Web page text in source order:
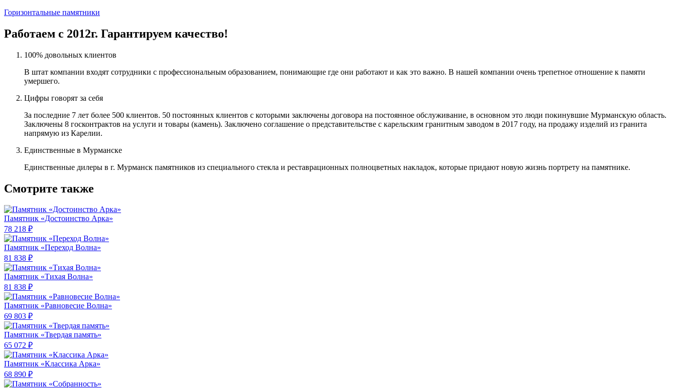
Горизонтальные памятники
Работаем с 2012г. Гарантируем качество!
100% довольных клиентов
В штат компании входят сотрудники с профессиональным образованием, понимающие где они работают и как это важно. В нашей компании очень трепетное отношение к памяти
умершего.
Цифры говорят за себя
За последние 7 лет более 500 клиентов. 50 постоянных клиентов с которыми заключены договора на постоянное обслуживание, в основном это люди покинувшие Мурманскую область.
Заключены 8 госконтрактов на услуги и товары (камень). Заключено соглашение о представительстве с карельским гранитным заводом в 2017 году, на продажу изделий из гранита
напрямую из Карелии.
Единственные в Мурманске
Единственные дилеры в г. Мурманск памятников из специального стекла и реставрационных полноцветных накладок, которые придают новую жизнь портрету на памятнике.
Смотрите также
Памятник «Достоинство Арка»
78 218 ₽
Памятник «Переход Волна»
81 838 ₽
Памятник «Тихая Волна»
81 838 ₽
Памятник «Равновесие Волна»
69 803 ₽
Памятник «Твердая память»
65 072 ₽
Памятник «Классика Арка»
68 890 ₽